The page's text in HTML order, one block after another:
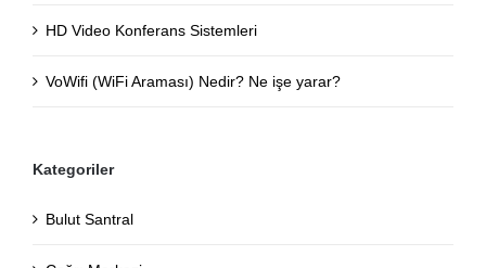
HD Video Konferans Sistemleri
VoWifi (WiFi Araması) Nedir? Ne işe yarar?
Kategoriler
Bulut Santral